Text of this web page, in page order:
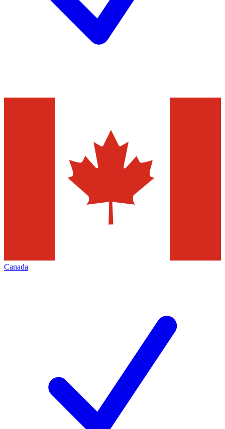
Canada